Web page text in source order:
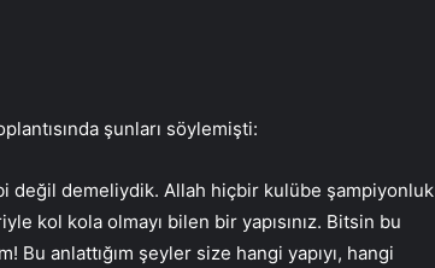
şunları söylemişti:
demeliydik. Allah hiçbir kulübe şampiyonluk
kol kola olmayı bilen bir yapısınız. Bitsin bu
anlattığım şeyler size hangi yapıyı, hangi